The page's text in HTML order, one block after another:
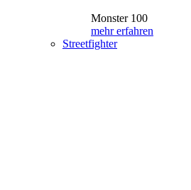
Monster 100
mehr erfahren
Streetfighter